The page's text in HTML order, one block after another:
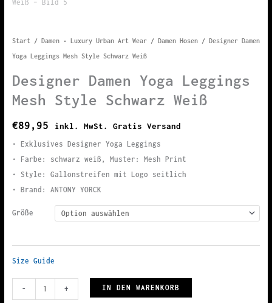
Start / Damen • Luxury Urban Art Wear/ Damen Hosen/ Designer Damen
Yoga Leggings Mesh Style Schwarz Weiß
Designer Damen Yoga Leggings
Mesh Style Schwarz Weiß
€89,95 inkl. MwSt. Gratis Versand
• Exklusives Designer Yoga Leggings
• Farbe: schwarz weiß, Muster: Mesh Print
• Style: Gallonstreifen mit Logo seitlich
• Brand: ANTONY YORCK
Größe
Size Guide
-
Designer
Damen
+ IN DEN WARENKORB